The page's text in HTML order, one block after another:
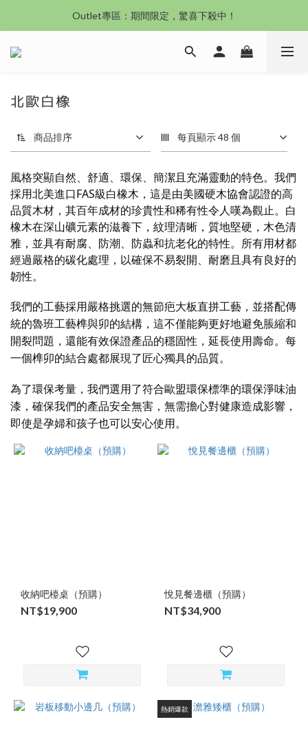
沙發新登場｜想躺就躺，頭等艙到商務艙一次擁有
Outlet專區：期間限定，驚喜下殺中！
沙發新登場｜想躺就躺，頭等艙到商務艙一次擁有
北歐白橡
商品排序 每頁顯示 48 個
風格突顯自然、舒適、環保、簡潔且充滿靈動的特色。我們
採用北美進口FAS級白橡木，這是由美國硬木協會認證的高
品質木材，其百年成材的珍貴性和稀有性令人嘆為觀止。白
橡木在深山礦元素的滋養下，紋理清晰，質地堅硬，木色清
雅，並具有耐腐、防潮、防蟲和抗老化的特性。所有用材都
經過嚴格的碳化處理，以確保不易裂開、耐磨且具有良好的
韌性。
我們的工藝採用嚴格挑選的無節疤大板直拼工藝，並搭配傳
統的魯班工藝榫與卯的結構，這不僅能夠更好地避免脹縮和
開裂問題，還能有效保證產品的穩固性，延長使用壽命。每
一個榫卯的結合處都展現了匠心獨具的品質。
為了環保考量，我們選用了符合歐盟環保標準的環保淨味油
漆，確保我們的產品安全無害，無需擔心對健康造成影響，
即使是孕婦和孩子也可以安心使用。
收納吧檯桌（預購）
NT$19,900
悅見餐邊櫃（預購）
NT$34,900
熱銷爆款